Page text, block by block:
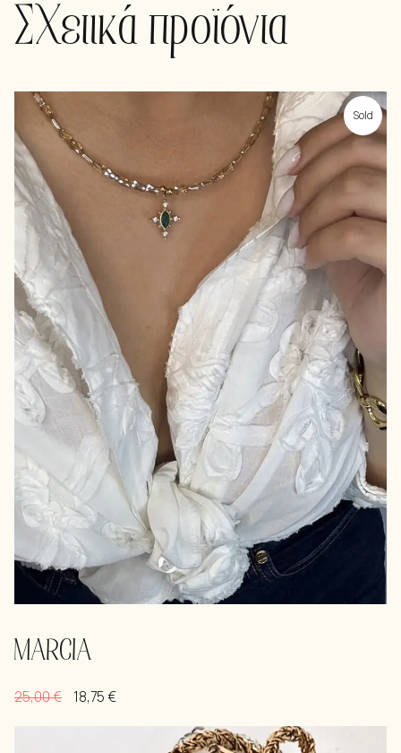
Σχετικά προϊόντα
Sold
MARCIA
25,00€ 18,75€